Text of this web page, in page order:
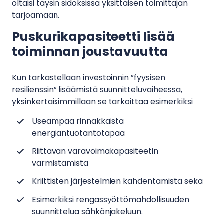
oltaisi täysin sidoksissa yksittäisen toimittajan
tarjoamaan.
Puskurikapasiteetti lisää
toiminnan joustavuutta
Kun tarkastellaan investoinnin ”fyysisen
resilienssin” lisäämistä suunnitteluvaiheessa,
yksinkertaisimmillaan se tarkoittaa esimerkiksi
useampaa rinnakkaista
energiantuotantotapaa
riittävän varavoimakapasiteetin
varmistamista
kriittisten järjestelmien kahdentamista sekä
esimerkiksi rengassyöttömahdollisuuden
suunnittelua sähkönjakeluun.